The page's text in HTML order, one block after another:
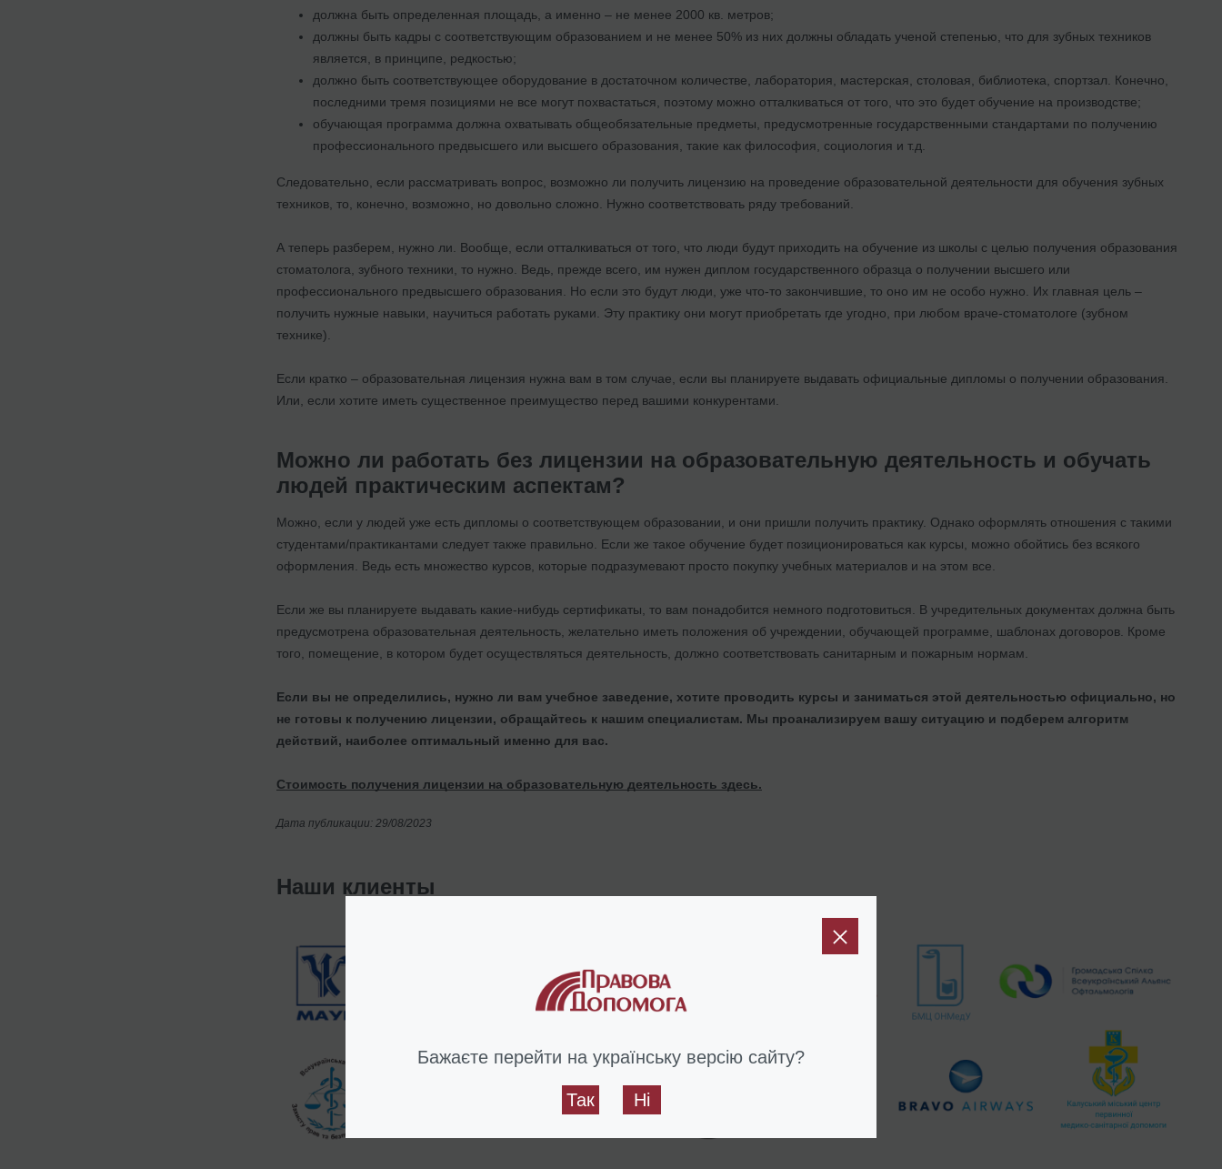
должна быть определенная площадь, а именно – не менее 2000 кв. метров;
должны быть кадры с соответствующим образованием и не менее 50% из них должны обладать ученой степенью, что для зубных техников
является, в принципе, редкостью;
должно быть соответствующее оборудование в достаточном количестве, лаборатория, мастерская, столовая, библиотека, спортзал. Конечно,
последними тремя позициями не все могут похвастаться, поэтому можно отталкиваться от того, что это будет обучение на производстве;
обучающая программа должна охватывать общеобязательные предметы, предусмотренные государственными стандартами по получению
профессионального предвысшего или высшего образования, такие как философия, социология и т.д.
Следовательно, если рассматривать вопрос, возможно ли получить лицензию на проведение образовательной деятельности для обучения зубных
техников, то, конечно, возможно, но довольно сложно. Нужно соответствовать ряду требований.
А теперь разберем, нужно ли. Вообще, если отталкиваться от того, что люди будут приходить на обучение из школы с целью получения образования
стоматолога, зубного техники, то нужно. Ведь, прежде всего, им нужен диплом государственного образца о получении высшего или
профессионального предвысшего образования. Но если это будут люди, уже что-то закончившие, то оно им не особо нужно. Их главная цель –
получить нужные навыки, научиться работать руками. Эту практику они могут приобретать где угодно, при любом враче-стоматологе (зубном
технике).
Если кратко – образовательная лицензия нужна вам в том случае, если вы планируете выдавать официальные дипломы о получении образования.
Или, если хотите иметь существенное преимущество перед вашими конкурентами.
Можно ли работать без лицензии на образовательную деятельность и обучать
людей практическим аспектам?
Можно, если у людей уже есть дипломы о соответствующем образовании, и они пришли получить практику. Однако оформлять отношения с такими
студентами/практикантами следует также правильно. Если же такое обучение будет позиционироваться как курсы, можно обойтись без всякого
оформления. Ведь есть множество курсов, которые подразумевают просто покупку учебных материалов и на этом все.
Если же вы планируете выдавать какие-нибудь сертификаты, то вам понадобится немного подготовиться. В учредительных документах должна быть
предусмотрена образовательная деятельность, желательно иметь положения об учреждении, обучающей программе, шаблонах договоров. Кроме
того, помещение, в котором будет осуществляться деятельность, должно соответствовать санитарным и пожарным нормам.
Если вы не определились, нужно ли вам учебное заведение, хотите проводить курсы и заниматься этой деятельностью официально, но
не готовы к получению лицензии, обращайтесь к нашим специалистам. Мы проанализируем вашу ситуацию и подберем алгоритм
действий, наиболее оптимальный именно для вас.
Стоимость получения лицензии на образовательную деятельность здесь.
Дата публикации: 29/08/2023
Наши клиенты
Бажаєте перейти на українську версію сайту?
Так Ні